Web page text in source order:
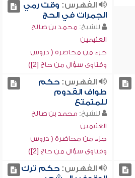
الفهرس: وقت رمي
الجمرات في الحج
للشيخ: محمد بن صالح
العثيمين
جزء من محاضرة ( دروس
وفتاوى سؤال من حاج [2])
الفهرس:حكم
طواف القدوم
للمتمتع
للشيخ: محمد بن صالح
العثيمين
جزء من محاضرة ( دروس
وفتاوى سؤال من حاج [2])
الفهرس:حكم ترك